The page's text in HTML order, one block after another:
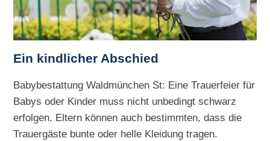
Ein kindlicher Abschied
Babybestattung Waldmünchen St: Eine Trauerfeier für
Babys oder Kinder muss nicht unbedingt schwarz
erfolgen. Eltern können auch bestimmten, dass die
Trauergäste bunte oder helle Kleidung tragen.